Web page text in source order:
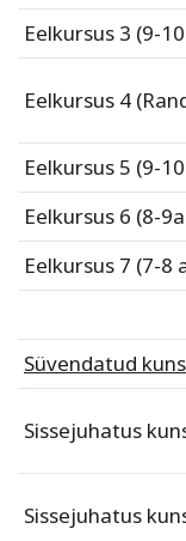
Eelkursus 3 (9-
Eelkursus 4
Eelkursus 5 (9-
Eelkursus 6 (8-
Eelkursus 7 (7-8
Süvendatud
Sissejuhatus
Sissejuhatus